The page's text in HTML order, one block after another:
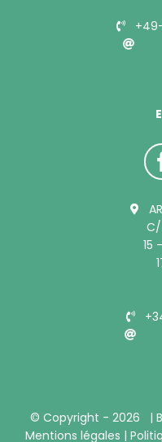
+49-
C/
15 -
+34
© Copyright - 2026 |
Mentions légales |